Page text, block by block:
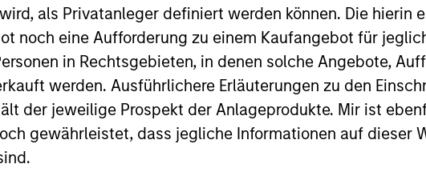
als Privatanleger definiert werden können. Die hierin
noch eine Aufforderung zu einem Kaufangebot für
in Rechtsgebieten, in denen solche Angebote,
werden. Ausführlichere Erläuterungen zu den
der jeweilige Prospekt der Anlageprodukte. Mir ist
gewährleistet, dass jegliche Informationen auf dieser
Careers